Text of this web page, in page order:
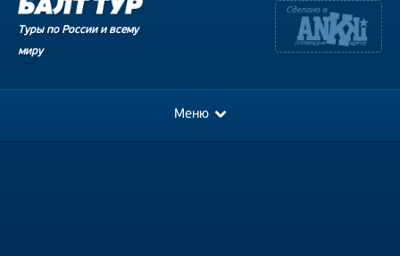
Туры по России и всему
миру
Меню